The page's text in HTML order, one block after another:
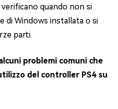
quando non si
di Windows installata o si
parti.
problemi comuni che
del controller PS4 su